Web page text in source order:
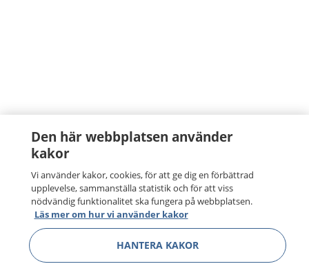
Den här webbplatsen använder
kakor
Vi använder kakor, cookies, för att ge dig en förbättrad
upplevelse, sammanställa statistik och för att viss
nödvändig funktionalitet ska fungera på webbplatsen.
Läs mer om hur vi använder kakor
HANTERA KAKOR